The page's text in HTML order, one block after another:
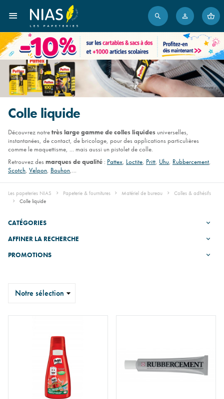
Colle liquide
Découvrez notretrès large gamme de colles liquides universelles,
instantanées, de contact, de bricolage, pour des applications particulières
comme le maquettisme, ... mais aussi un pistolet de colle.
Retrouvez desmarques de qualité : Pattex, Loctite, Pritt, Uhu, Rubbercement,
Scotch, Velpon, Bouhon,...
Les papeteries NIAS Papeterie & fournitures Matériel de bureau
Colles & adhésifs
Colle liquide
CATÉGORIES
AFFINER LA RECHERCHE
PROMOTIONS